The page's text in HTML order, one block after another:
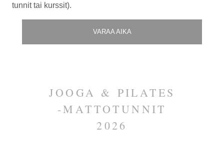
tunnit tai kurssit).
VARAA AIKA
JOOGA & PILATES
-MATTOTUNNIT
2026